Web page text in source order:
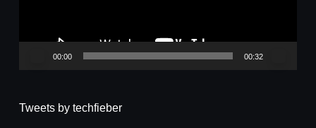
00:00 00:32
Tweets by techfieber